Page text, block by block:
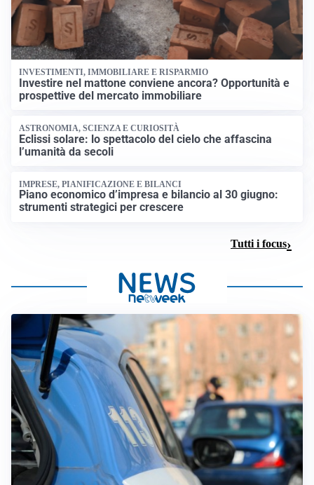
INVESTIMENTI, IMMOBILIARE E RISPARMIO
Investire nel mattone conviene ancora? Opportunità e
prospettive del mercato immobiliare
ASTRONOMIA, SCIENZA E CURIOSITÀ
Eclissi solare: lo spettacolo del cielo che affascina
l’umanità da secoli
IMPRESE, PIANIFICAZIONE E BILANCI
Piano economico d’impresa e bilancio al 30 giugno:
strumenti strategici per crescere
Tutti i focus